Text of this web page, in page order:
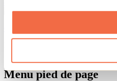
Menu pied de page